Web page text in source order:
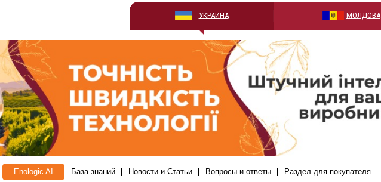
УКРАИНА МОЛДОВА
Enologic AI База знаний Новости и Статьи Вопросы и ответы Раздел для покупателя